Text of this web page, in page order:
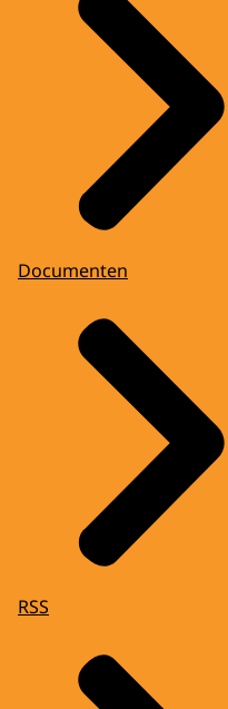
Documenten
RSS